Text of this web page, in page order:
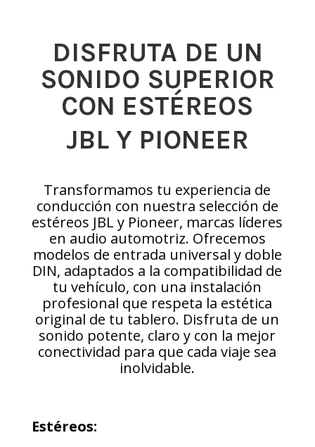
DISFRUTA DE UN
SONIDO SUPERIOR
CON ESTÉREOS
JBL Y PIONEER
Transformamos tu experiencia de
conducción con nuestra selección de
estéreos JBL y Pioneer, marcas líderes
en audio automotriz. Ofrecemos
modelos de entrada universal y doble
DIN, adaptados a la compatibilidad de
tu vehículo, con una instalación
profesional que respeta la estética
original de tu tablero. Disfruta de un
sonido potente, claro y con la mejor
conectividad para que cada viaje sea
inolvidable.
Estéreos: